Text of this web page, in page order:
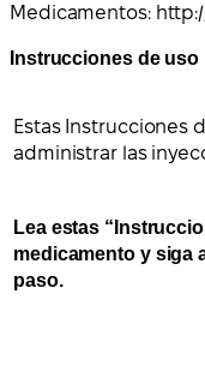
Medicamentos:
Instrucciones de uso
Estas Instrucciones
administrar las
Lea estas
medicamento y siga
paso.